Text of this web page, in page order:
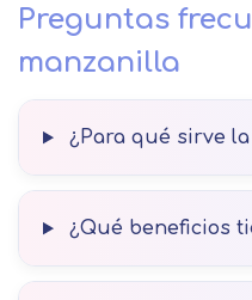
Preguntas
manzanilla
¿Para qué sirve
¿Qué beneficios